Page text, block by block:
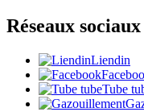
Réseaux sociaux
Liendin
Tube